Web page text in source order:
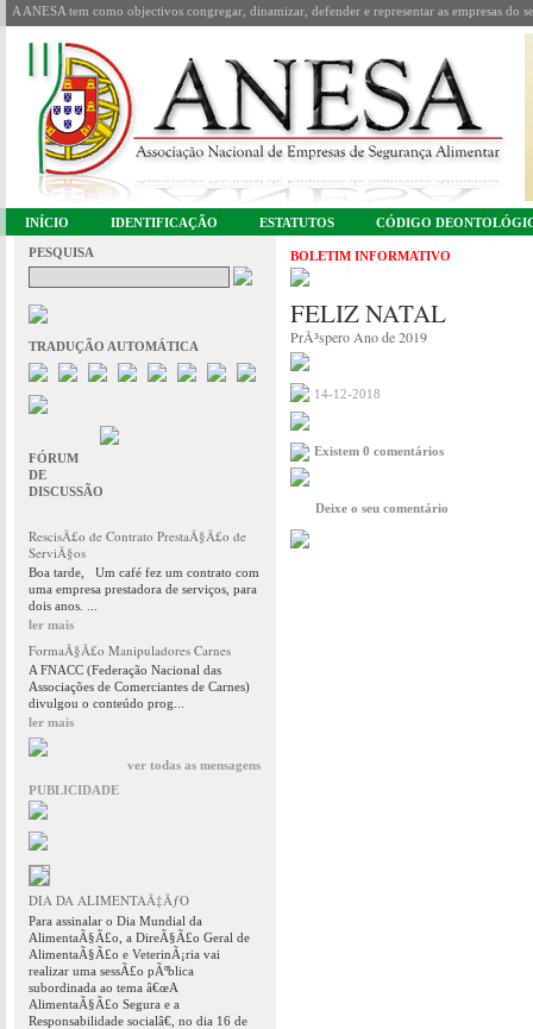
A ANESA tem como objectivos congregar, dinamizar, defender e representar as empresas
INÍCIO IDENTIFICAÇÃO ESTATUTOS CÓDIGO
PESQUISA
TRADUÇÃO AUTOMÁTICA
FÓRUM
DE
DISCUSSÃO
RescisÃ£o de Contrato PrestaÃ§Ã£o de
ServiÃ§os
Boa tarde, Um café fez um contrato com
uma empresa prestadora de serviços, para
dois anos. ...
ler mais
FormaÃ§Ã£o Manipuladores Carnes
A FNACC (Federação Nacional das
Associações de Comerciantes de Carnes)
divulgou o conteúdo prog...
ler mais
ver todas as mensagens
PUBLICIDADE
DIA DA ALIMENTAÃ‡ÃƒO
Para assinalar o Dia Mundial da
AlimentaÃ§Ã£o, a DireÃ§Ã£o Geral de
AlimentaÃ§Ã£o e VeterinÃ¡ria vai
realizar uma sessÃ£o pÃºblica
subordinada ao tema â€œA
AlimentaÃ§Ã£o Segura e a
Responsabilidade socialâ€, no dia 16 de
BOLETIM INFORMATIVO
FELIZ NATAL
PrÃ³spero Ano de 2019
14-12-2018
Existem 0 comentários
Deixe o seu comentário